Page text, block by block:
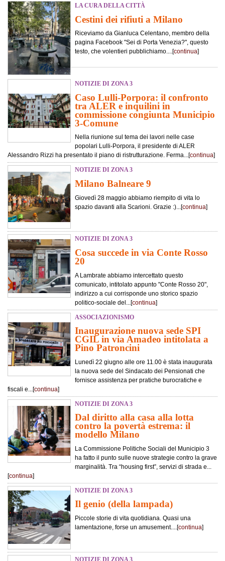
LA CURA DELLA CITTÀ
Cestini dei rifiuti a Milano
Riceviamo da Gianluca Celentano, membro della
pagina Facebook "Sei di Porta Venezia?", questo
testo, che volentieri pubblichiamo....[continua]
NOTIZIE DI ZONA 3
Caso Lulli-Porpora: il confronto
tra ALER e inquilini in
commissione congiunta Municipio
3-Comune
Nella riunione sul tema dei lavori nelle case
popolari Lulli-Porpora, il presidente di ALER
Alessandro Rizzi ha presentato il piano di ristrutturazione. Ferma...[continua]
NOTIZIE DI ZONA 3
Milano Balneare 9
Giovedì 28 maggio abbiamo riempito di vita lo
spazio davanti alla Scarioni. Grazie :)...[continua]
NOTIZIE DI ZONA 3
Cosa succede in via Conte Rosso
20
A Lambrate abbiamo intercettato questo
comunicato, intitolato appunto "Conte Rosso 20",
indirizzo a cui corrisponde uno storico spazio
politico-sociale del...[continua]
ASSOCIAZIONISMO
Inaugurazione nuova sede SPI
CGIL in via Amadeo intitolata a
Pino Patroncini
Lunedì 22 giugno alle ore 11.00 è stata inaugurata
la nuova sede del Sindacato dei Pensionati che
fornisce assistenza per pratiche burocratiche e
fiscali e...[continua]
NOTIZIE DI ZONA 3
Dal diritto alla casa alla lotta
contro la povertà estrema: il
modello Milano
La Commissione Politiche Sociali del Municipio 3
ha fatto il punto sulle nuove strategie contro la grave
marginalità. Tra “housing first”, servizi di strada e...
[continua]
NOTIZIE DI ZONA 3
Il genio (della lampada)
Piccole storie di vita quotidiana. Quasi una
lamentazione, forse un amusement....[continua]
NOTIZIE DI ZONA 3